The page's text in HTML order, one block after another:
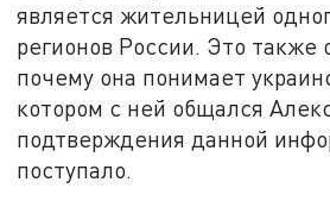
является жительницей
регионов России. Это также
почему она понимает
котором с ней общался
подтверждения данной
поступало.